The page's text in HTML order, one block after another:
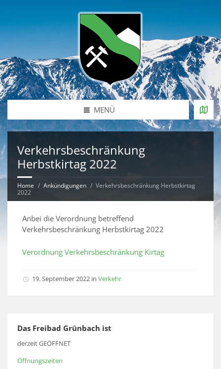
MENÜ
Verkehrsbeschränkung
Herbstkirtag 2022
Home Ankündigungen
Verkehrsbeschränkung Herbstkirtag
2022
Anbei die Verordnung betreffend
Verkehrsbeschränkung Herbstkirtag 2022
Verordnung Verkehrsbeschränkung Kirtag
19. September 2022 in Verkehr
Das Freibad Grünbach ist
derzeit GEÖFFNET
Öffnungszeiten